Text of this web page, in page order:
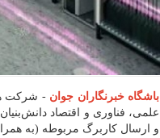
باشگاه خبرنگاران جوان- شرکت‌
و ارسال کاربرگ مربوطه (به همراه مستندات)